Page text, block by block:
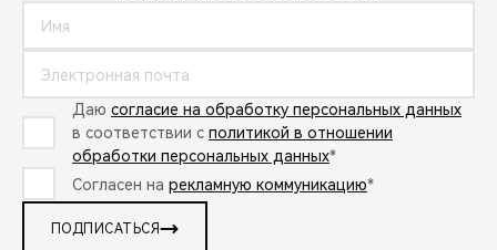
Даю согласие на обработку персональных данных
в соответствии с политикой в отношении
обработки персональных данных*
Согласен на рекламную коммуникацию*
ПОДПИСАТЬСЯ